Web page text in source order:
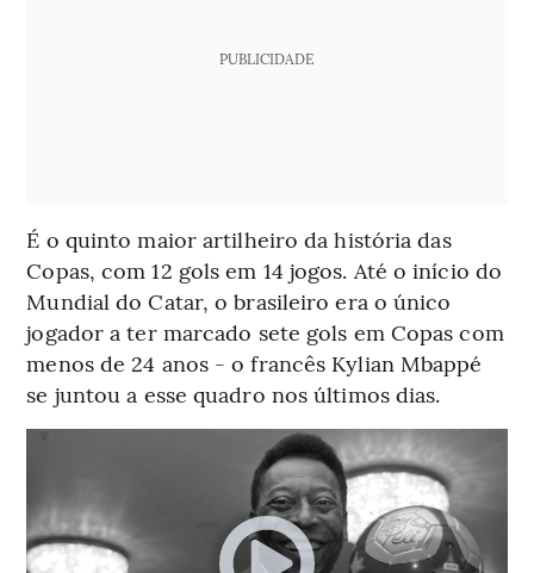
PUBLICIDADE
É o quinto maior artilheiro da história das
Copas, com 12 gols em 14 jogos. Até o início do
Mundial do Catar, o brasileiro era o único
jogador a ter marcado sete gols em Copas com
menos de 24 anos - o francês Kylian Mbappé
se juntou a esse quadro nos últimos dias.